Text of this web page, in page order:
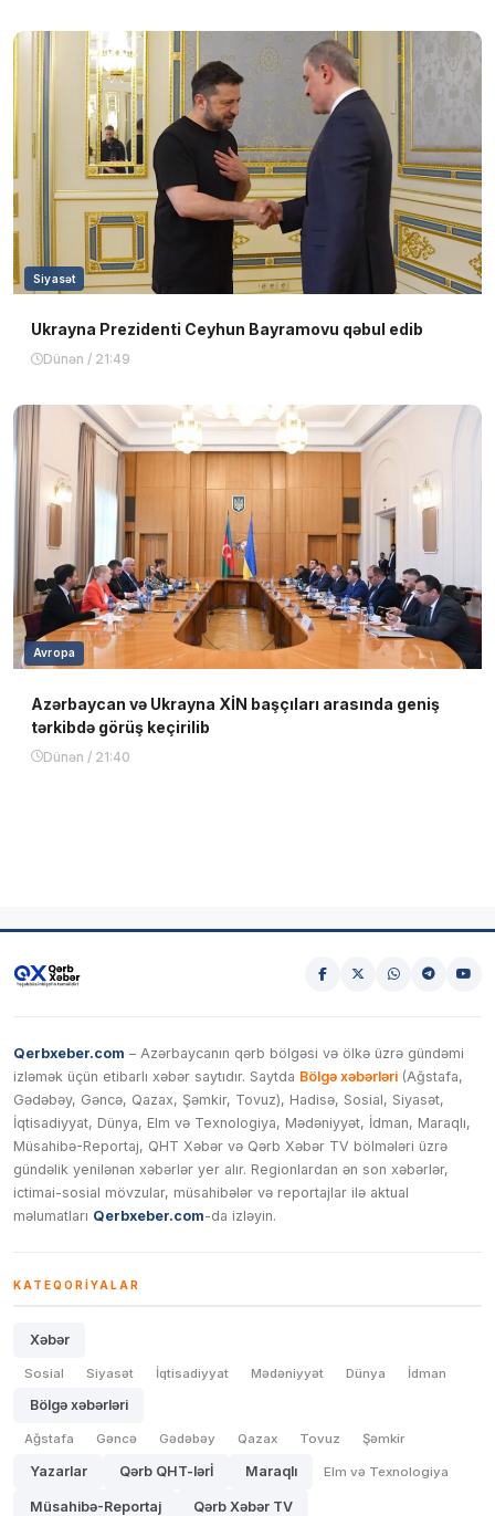
Siyasət
Ukrayna Prezidenti Ceyhun Bayramovu qəbul edib
Dünən / 21:49
Avropa
Azərbaycan və Ukrayna XİN başçıları arasında geniş
tərkibdə görüş keçirilib
Dünən / 21:40
Qerbxeber.com – Azərbaycanın qərb bölgəsi və ölkə üzrə gündəmi
izləmək üçün etibarlı xəbər saytıdır. Saytda Bölgə xəbərləri (Ağstafa,
Gədəbəy, Gəncə, Qazax, Şəmkir, Tovuz), Hadisə, Sosial, Siyasət,
İqtisadiyyat, Dünya, Elm və Texnologiya, Mədəniyyət, İdman, Maraqlı,
Müsahibə-Reportaj, QHT Xəbər və Qərb Xəbər TV bölmələri üzrə
gündəlik yenilənən xəbərlər yer alır. Regionlardan ən son xəbərlər,
ictimai-sosial mövzular, müsahibələr və reportajlar ilə aktual
məlumatları Qerbxeber.com-da izləyin.
KATEQORIYALAR
Xəbər
Sosial Siyasət İqtisadiyyat Mədəniyyət Dünya İdman
Bölgə xəbərləri
Ağstafa Gəncə Gədəbəy Qazax Tovuz Şəmkir
Yazarlar Qərb QHT-lərİ Maraqlı Elm və Texnologiya
Müsahibə-Reportaj Qərb Xəbər TV